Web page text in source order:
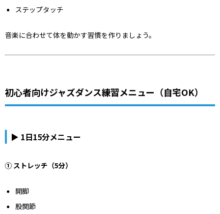
ステップタッチ
音楽に合わせて体を動かす習慣を作りましょう。
初心者向けジャズダンス練習メニュー（自宅OK）
▶ 1日15分メニュー
① ストレッチ（5分）
開脚
股関節